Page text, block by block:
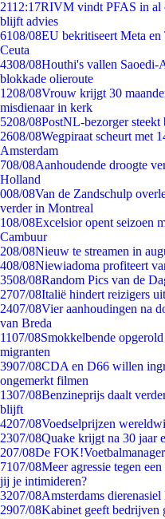
2112:17RIVM vindt PFAS in al
blijft advies
6108/08EU bekritiseert Meta
Ceuta
4308/08Houthi's vallen Saoedi-
blokkade olieroute
1208/08Vrouw krijgt 30
misdienaar in kerk
5208/08PostNL-bezorger
2608/08Wegpiraat scheurt met
Amsterdam
708/08Aanhoudende droogte
Holland
008/08Van de Zandschulp
verder in Montreal
108/08Excelsior opent seizoen
Cambuur
208/08Nieuw te streamen in
408/08Niewiadoma profiteert
3508/08Random Pics van de
2707/08Italië hindert reizigers
2407/08Vier aanhoudingen na
van Breda
1107/08Smokkelbende
migranten
3907/08CDA en D66 willen
ongemerkt filmen
1307/08Benzineprijs daalt
blijft
4207/08Voedselprijzen
2307/08Quake krijgt na 30 jaar
207/08De
7107/08Meer agressie tegen
jij je intimideren?
3207/08Amsterdams
2907/08Kabinet geeft bedrijven